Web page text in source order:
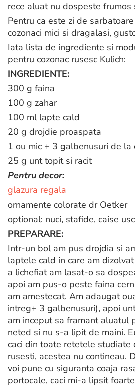
rece aluat nu dospeste frumos
Pentru ca este zi de
cozonaci mici si dragalasi,
Iata lista de ingrediente si
pentru cozonac rusesc Kulich:
INGREDIENTE:
300 g faina
100 g zahar
100 ml lapte cald
20 g drojdie proaspata
1 ou mic + 3 galbenusuri de la
25 g unt topit si racit
Pentru decor:
glazura regala
ornamente colorate dr Oetker
optional: nuci, stafide, caise
PREPARARE:
Intr-un bol am pus drojdia si
laptele cald in care am
a lichefiat am lasat-o sa
apoi am pus-o peste faina
am amestecat. Am adaugat
intreg+ 3 galbenusuri), apoi
am inceput sa framant aluatul
neted si nu s-a lipit de maini.
caci din toate retetele studiate
rusesti, acestea nu contineau.
voi pune cu siguranta coaja
portocale, caci mi-a lipsit